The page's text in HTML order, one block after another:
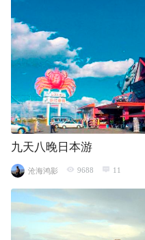
九天八晚日本游
沧海鸿影 9688 11